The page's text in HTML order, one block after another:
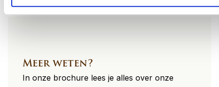
Meer weten?
In onze brochure lees je alles over onze